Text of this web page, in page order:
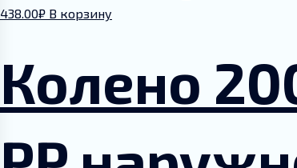
438.00₽ В корзину
Колено